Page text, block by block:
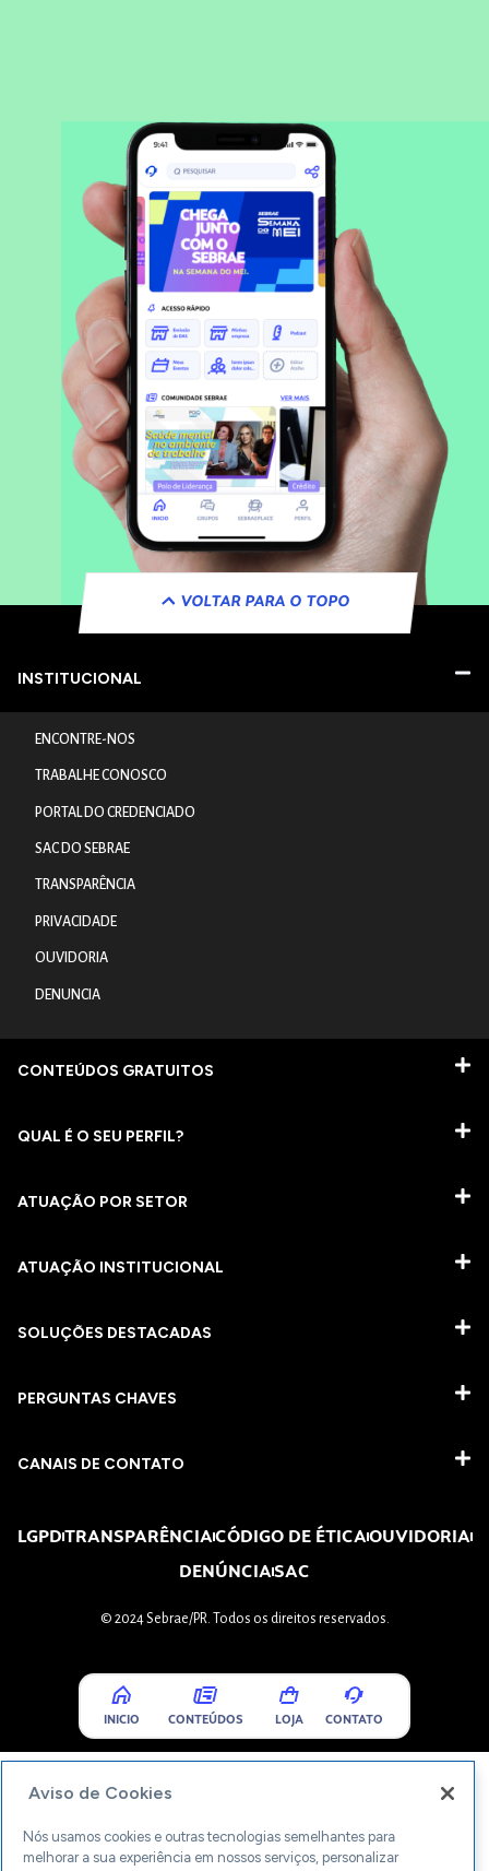
VOLTAR PARA O TOPO
INSTITUCIONAL
ENCONTRE-NOS
TRABALHE CONOSCO
PORTAL DO CREDENCIADO
SAC DO SEBRAE
TRANSPARÊNCIA
PRIVACIDADE
OUVIDORIA
DENUNCIA
CONTEÚDOS GRATUITOS
QUAL É O SEU PERFIL?
ATUAÇÃO POR SETOR
ATUAÇÃO INSTITUCIONAL
SOLUÇÕES DESTACADAS
PERGUNTAS CHAVES​
CANAIS DE CONTATO
LGPDTRANSPARÊNCIACÓDIGO DE ÉTICAOUVIDORIA
DENÚNCIASAC
© 2024 Sebrae/PR. Todos os direitos reservados.
INICIO CONTEÚDOS LOJA CONTATO
Aviso de Cookies
Nós usamos cookies e outras tecnologias semelhantes para
melhorar a sua experiência em nossos serviços, personalizar